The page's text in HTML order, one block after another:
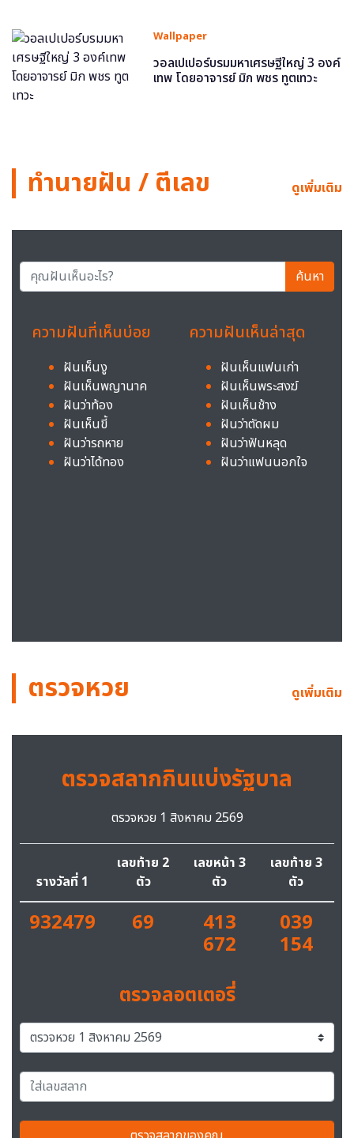
Wallpaper
วอลเปเปอร์บรมมหาเศรษฐีใหญ่ 3 องค์
เทพ โดยอาจารย์ มิก พชร ทูตเทวะ
ทำนายฝัน / ตีเลข ดูเพิ่มเติม
ค้นหา
ความฝันที่เห็นบ่อย
ฝันเห็นงู
ฝันเห็นพญานาค
ฝันว่าท้อง
ฝันเห็นขี้
ฝันว่ารถหาย
ฝันว่าได้ทอง
ความฝันเห็นล่าสุด
ฝันเห็นแฟนเก่า
ฝันเห็นพระสงฆ์
ฝันเห็นช้าง
ฝันว่าตัดผม
ฝันว่าฟันหลุด
ฝันว่าแฟนนอกใจ
ตรวจหวย ดูเพิ่มเติม
ตรวจสลากกินแบ่งรัฐบาล
ตรวจหวย 1 สิงหาคม 2569
รางวัลที่ 1
เลขท้าย 2
ตัว
เลขหน้า 3
ตัว
เลขท้าย 3
ตัว
932479 69 413
672
039
154
ตรวจลอตเตอรี่